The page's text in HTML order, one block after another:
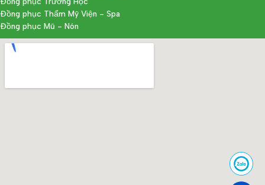
Đồng phục Thẩm Mỹ Viện - Spa
Đồng phục Mũ - Nón